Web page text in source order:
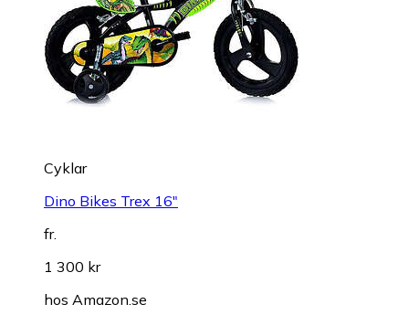
Cyklar
Dino Bikes Trex 16"
fr.
1 300 kr
hos Amazon.se